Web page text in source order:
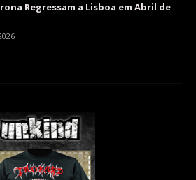
Regressam a Lisboa em Abril de